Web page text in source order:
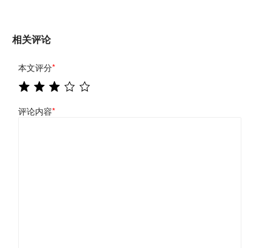
相关评论
本文评分*
评论内容*